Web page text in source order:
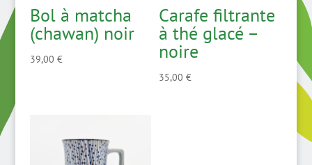
Bol à matcha
(chawan) noir
39,00 €
Carafe filtrante
à thé glacé –
noire
35,00€